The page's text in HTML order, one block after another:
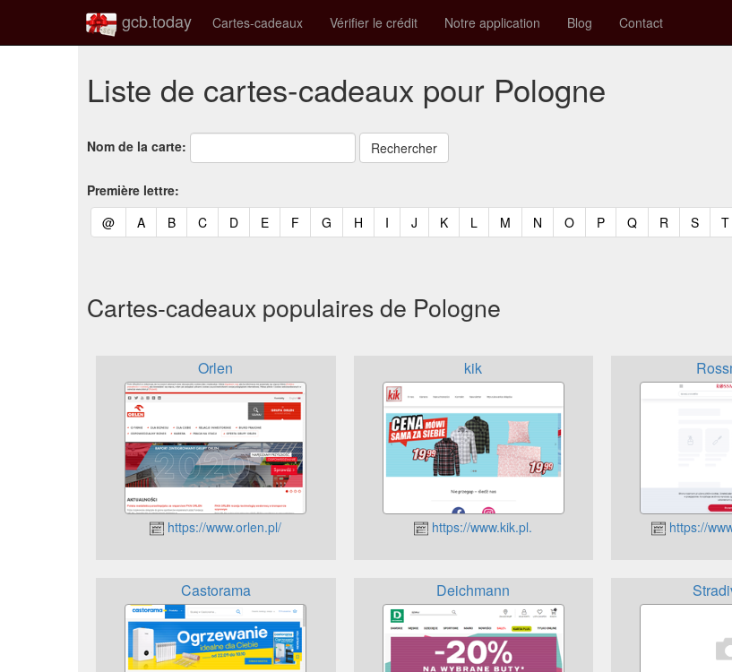
gcb.today Cartes-cadeaux Vérifier le crédit Notre application Blog Contact
Liste de cartes-cadeaux pour Pologne
Nom de la carte:
Première lettre:
@(current)
A(current)
B(current)
C(current)
D(current)
E(current)
F(current)
G (current)
H (current)
I (current)
J (current)
K(current)
L (current)
M (current)
N (current)
O(current)
P(current)
Q(current)
R (current)
S T
Cartes-cadeaux populaires de Pologne
Orlen
https://www.orlen.pl/
kik
https://www.kik.pl. https://
Castorama Deichmann